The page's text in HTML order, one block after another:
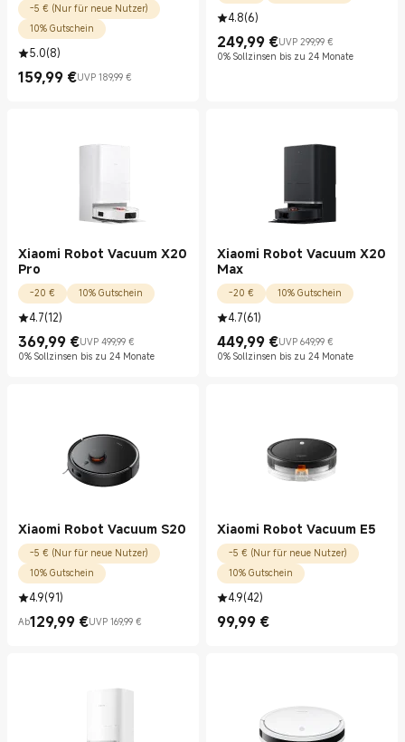
-5 € (Nur für neue Nutzer)
10% Gutschein
5.0(8)
159,99 €
Current Price €159.99
UVP 189,99 €
UVP 189,99 €
4.8(6)
249,99 €
Current Price €249.99
UVP 299,99 €
UVP 299,99 €
0% Sollzinsen bis zu 24 Monate
Xiaomi Robot Vacuum X20
Pro
-20 € 10% Gutschein
4.7(12)
369,99 €
Current Price €369.99
UVP 499,99 €
UVP 499,99 €
0% Sollzinsen bis zu 24 Monate
Xiaomi Robot Vacuum X20
Max
-20 € 10% Gutschein
4.7(61)
449,99 €
Current Price €449.99
UVP 649,99 €
UVP 649,99 €
0% Sollzinsen bis zu 24 Monate
Xiaomi Robot Vacuum S20
-5 € (Nur für neue Nutzer)
10% Gutschein
4.9(91)
Ab129,99 €
Current Price €129.99UVP 169,99 €
UVP 169,99 €
Xiaomi Robot Vacuum E5
-5 € (Nur für neue Nutzer)
10% Gutschein
4.9(42)
99,99 €
Current Price €99.99